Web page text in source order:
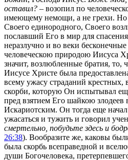
оставил? – возопил по
имеющему немощи, а не грехи. Но
Своего единородного, Своего
пославший Его в мир для
неразлучно и во веки
человеческою природою Иисуса
значит, возлюбленные братия, то,
Иисусе Христе была
всему ужасу страданий крестных,
скорби, которую Он испытывал
пред взятием Его шайкою злодеев
Искариотским. Он тогда еще начал
ужасаться и тужить и говорил
смертельно, побудьте здесь и
26:38). Вообразите же, каковы
была скорбь всеправедной и
души Богочеловека,